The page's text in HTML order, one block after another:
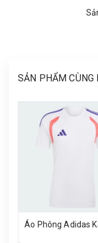
SẢN PHẨM CÙNG
Áo Phông Adidas